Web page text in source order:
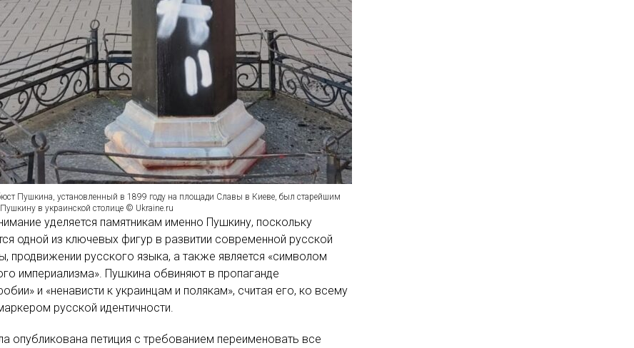
Пушкина, установленный в 1899 году на площади Славы в Киеве, был старейшим
в украинской столице © Ukraine.ru
уделяется памятникам именно Пушкину, поскольку
одной из ключевых фигур в развитии современной русской
продвижении русского языка, а также является «символом
империализма». Пушкина обвиняют в пропаганде
и «ненависти к украинцам и полякам», считая его, ко всему
русской идентичности.
опубликована петиция с требованием переименовать все